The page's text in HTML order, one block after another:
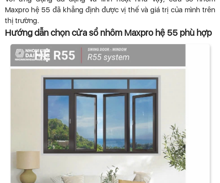
Maxpro hệ 55 đã khẳng định được vị thế và giá trị của mình trên
thị trường.
Hướng dẫn chọn cửa sổ nhôm Maxpro hệ 55 phù hợp